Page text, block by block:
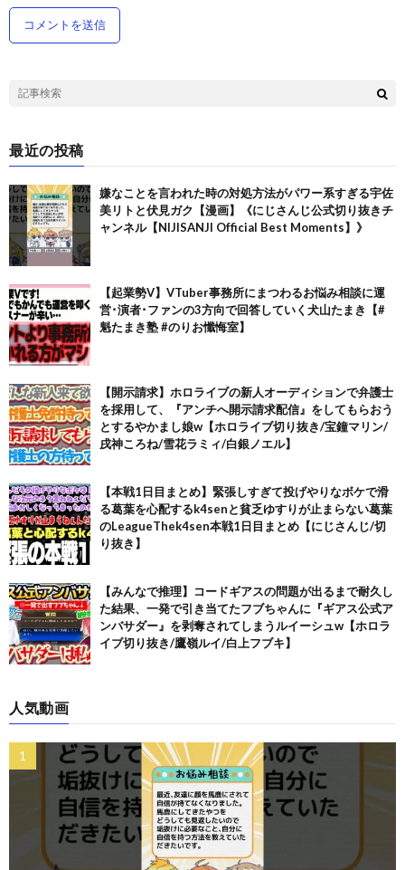
最近の投稿
嫌なことを言われた時の対処方法がパワー系すぎる宇佐
美リトと伏見ガク【漫画】《にじさんじ公式切り抜きチ
ャンネル【NIJISANJI Official Best Moments】》
【起業勢V】VTuber事務所にまつわるお悩み相談に運
営･演者･ファンの3方向で回答していく犬山たまき【#
魁たまき塾 #のりお懺悔室】
【開示請求】ホロライブの新人オーディションで弁護士
を採用して、『アンチへ開示請求配信』をしてもらおう
とするやかまし娘w【ホロライブ切り抜き/宝鐘マリン/
戌神ころね/雪花ラミィ/白銀ノエル】
【本戦1日目まとめ】緊張しすぎて投げやりなボケで滑
る葛葉を心配するk4senと貧乏ゆすりが止まらない葛葉
のLeagueThek4sen本戦1日目まとめ【にじさんじ/切
り抜き】
【みんなで推理】コードギアスの問題が出るまで耐久し
た結果、一発で引き当てたフブちゃんに『ギアス公式ア
ンバサダー』を剥奪されてしまうルイーシュw【ホロラ
イブ切り抜き/鷹嶺ルイ/白上フブキ】
人気動画